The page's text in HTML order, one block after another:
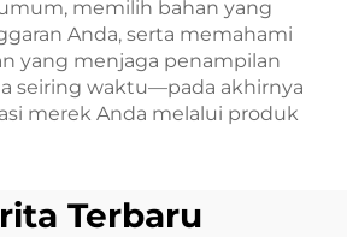
memilih bahan yang
Anda, serta memahami
yang menjaga penampilan
seiring waktu—pada akhirnya
merek Anda melalui produk
Terbaru